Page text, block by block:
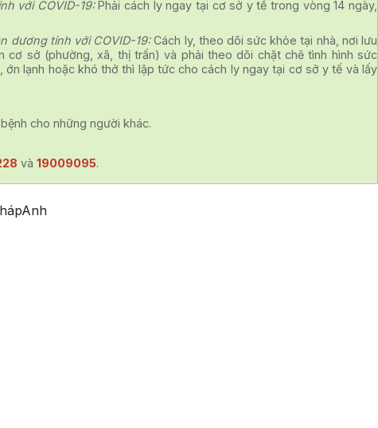
với COVID-19:Phải cách ly ngay tại cơ sở y tế trong vòng 14 ngày,
dương tính với COVID-19:Cách ly, theo dõi sức khỏe tại nhà, nơi lưu
sở (phường, xã, thị trấn) và phải theo dõi chặt chẽ tình hình sức
lạnh hoặc khó thở thì lập tức cho cách ly ngay tại cơ sở y tế và lấy
cho những người khác.
và 19009095.
Anh